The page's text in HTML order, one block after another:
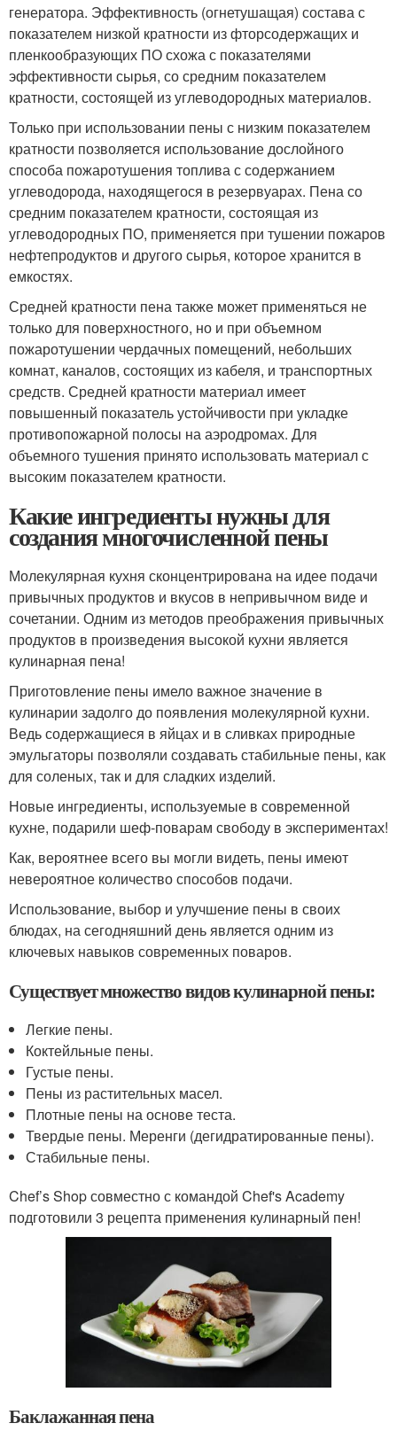
генератора. Эффективность (огнетушащая) состава с
показателем низкой кратности из фторсодержащих и
пленкообразующих ПО схожа с показателями
эффективности сырья, со средним показателем
кратности, состоящей из углеводородных материалов.
Только при использовании пены с низким показателем
кратности позволяется использование дослойного
способа пожаротушения топлива с содержанием
углеводорода, находящегося в резервуарах. Пена со
средним показателем кратности, состоящая из
углеводородных ПО, применяется при тушении пожаров
нефтепродуктов и другого сырья, которое хранится в
емкостях.
Средней кратности пена также может применяться не
только для поверхностного, но и при объемном
пожаротушении чердачных помещений, небольших
комнат, каналов, состоящих из кабеля, и транспортных
средств. Средней кратности материал имеет
повышенный показатель устойчивости при укладке
противопожарной полосы на аэродромах. Для
объемного тушения принято использовать материал с
высоким показателем кратности.
Какие ингредиенты нужны для
создания многочисленной пены
Молекулярная кухня сконцентрирована на идее подачи
привычных продуктов и вкусов в непривычном виде и
сочетании. Одним из методов преображения привычных
продуктов в произведения высокой кухни является
кулинарная пена!
Приготовление пены имело важное значение в
кулинарии задолго до появления молекулярной кухни.
Ведь содержащиеся в яйцах и в сливках природные
эмульгаторы позволяли создавать стабильные пены, как
для соленых, так и для сладких изделий.
Новые ингредиенты, используемые в современной
кухне, подарили шеф-поварам свободу в экспериментах!
Как, вероятнее всего вы могли видеть, пены имеют
невероятное количество способов подачи.
Использование, выбор и улучшение пены в своих
блюдах, на сегодняшний день является одним из
ключевых навыков современных поваров.
Существует множество видов кулинарной пены:
Легкие пены.
Коктейльные пены.
Густые пены.
Пены из растительных масел.
Плотные пены на основе теста.
Твердые пены. Меренги (дегидратированные пены).
Стабильные пены.
Chef’s Shop совместно с командой Chef's Academy
подготовили 3 рецепта применения кулинарный пен!
Баклажанная пена